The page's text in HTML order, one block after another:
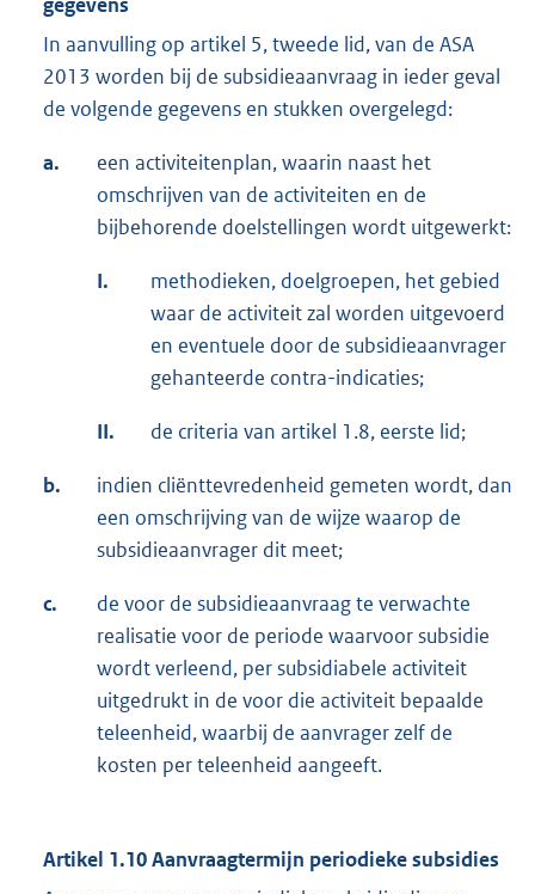
In aanvulling op artikel 5, tweede lid, van de ASA
2013 worden bij de subsidieaanvraag in ieder geval
de volgende gegevens en stukken overgelegd:
a.
een activiteitenplan, waarin naast het
omschrijven van de activiteiten en de
bijbehorende doelstellingen wordt uitgewerkt:
I.
methodieken, doelgroepen, het gebied
waar de activiteit zal worden uitgevoerd
en eventuele door de subsidieaanvrager
gehanteerde contra-indicaties;
II. de criteria van artikel 1.8, eerste lid;
b.
indien cliënttevredenheid gemeten wordt, dan
een omschrijving van de wijze waarop de
subsidieaanvrager dit meet;
c.
de voor de subsidieaanvraag te verwachte
realisatie voor de periode waarvoor subsidie
wordt verleend, per subsidiabele activiteit
uitgedrukt in de voor die activiteit bepaalde
teleenheid, waarbij de aanvrager zelf de
kosten per teleenheid aangeeft.
Artikel 1.10 Aanvraagtermijn periodieke subsidies